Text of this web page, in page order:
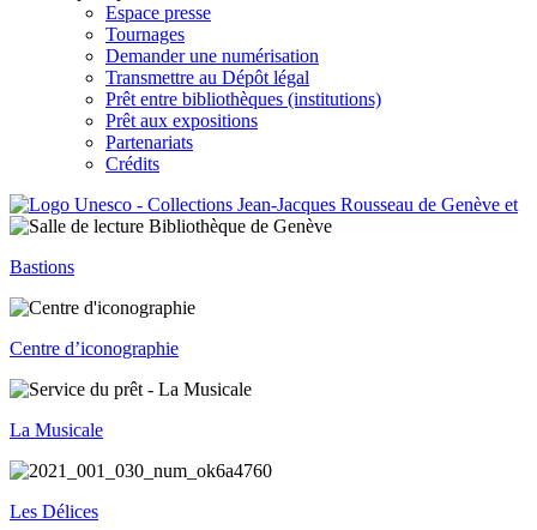
Espace presse
Tournages
Demander une numérisation
Transmettre au Dépôt légal
Prêt entre bibliothèques (institutions)
Prêt aux expositions
Partenariats
Crédits
Bastions
Centre d’iconographie
La Musicale
Les Délices